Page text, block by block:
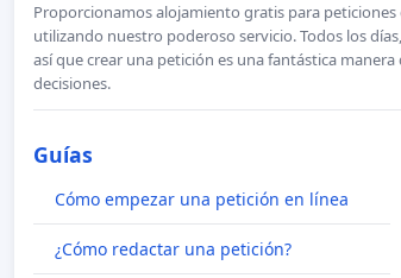
Proporcionamos alojamiento gratis para
utilizando nuestro poderoso servicio. Todos los
así que crear una petición es una fantástica
decisiones.
Guías
Cómo empezar una petición en línea
¿Cómo redactar una petición?